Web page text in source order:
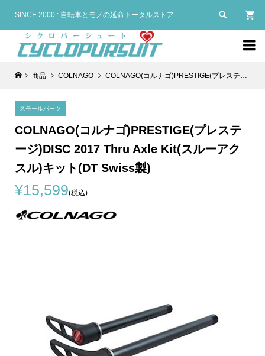
SINCE 2000 : 自転車とモノの延命トータルストア 

商品 COLNAGO COLNAGO(コルナゴ)PRESTIGE(プレステージ)DISC 2017 Thru Axle Kit(スルーアクスル)キット(DT Swiss製)
スモールパーツ
COLNAGO(コルナゴ)PRESTIGE(プレステ
ージ)DISC 2017 Thru Axle Kit(スルーアク
スル)キット(DT Swiss製)
¥15,599(税込)